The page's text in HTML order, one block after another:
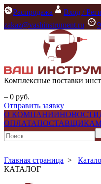
Распродажа Вход /
zakaz@vashinstrument.ru
Комплексные поставки
– 0 руб.
Отправить заявку
О КОМПАНИИНОВОСТИ
ОПЛАТА
Главная страница >
КАТАЛОГ